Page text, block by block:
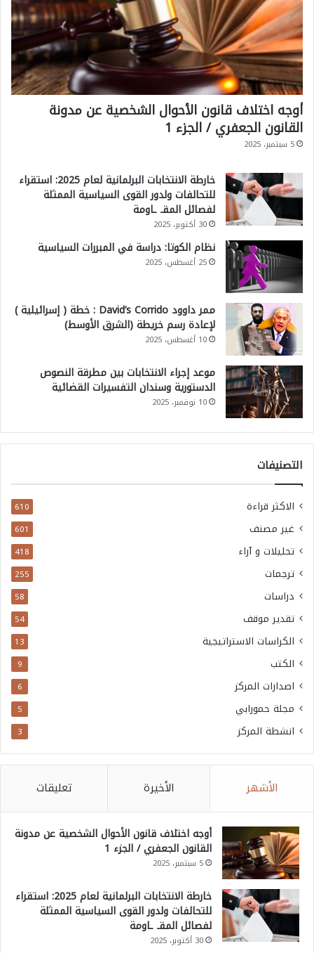
ئ
ي
ة
أوجه اختلاف قانون الأحوال الشخصية عن مدونة
القانون الجعفري / الجزء 1
5 سبتمبر، 2025
خارطة الانتخابات البرلمانية لعام 2025: استقراء
للتحالفات ولدور القوى السياسية الممثلة
لفصائل المقـ ـاومة
30 أكتوبر، 2025
نظام الكوتا: دراسة في المبررات السياسية
25 أغسطس، 2025
ممر داوود David’s Corrido : خطة ( إسرائيلية )
لإعادة رسم خريطة (الشرق الأوسط)
10 أغسطس، 2025
موعد إجراء الانتخابات بين مطرقة النصوص
الدستورية وسندان التفسيرات القضائية
10 نوفمبر، 2025
التصنيفات
الاكثر قراءة 610
غير مصنف 601
تحليلات و آراء 418
ترجمات 255
دراسات 58
تقدير موقف 54
الكراسات الاستراتيجية 13
الكتب 9
اصدارات المركز 6
مجلة حمورابي 5
انشطة المركز 3
الأشهر الأخيرة تعليقات
أوجه اختلاف قانون الأحوال الشخصية عن مدونة
القانون الجعفري / الجزء 1
5 سبتمبر، 2025
خارطة الانتخابات البرلمانية لعام 2025: استقراء
للتحالفات ولدور القوى السياسية الممثلة
لفصائل المقـ ـاومة
30 أكتوبر، 2025